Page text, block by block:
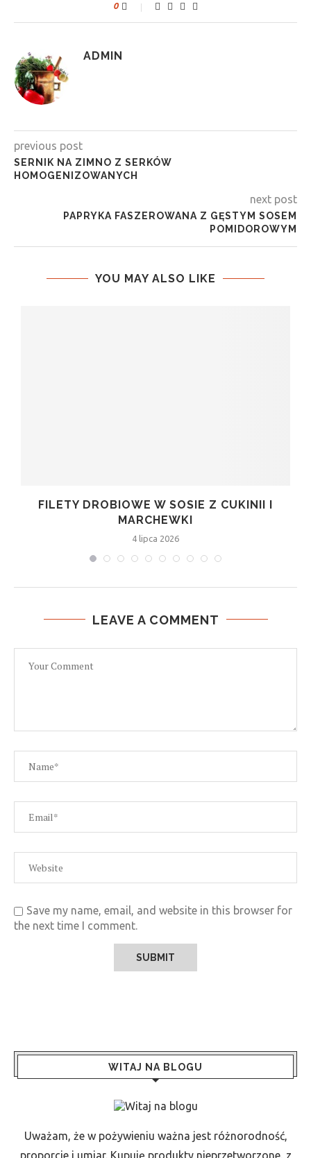
0
ADMIN
previous post
SERNIK NA ZIMNO Z SERKÓW
HOMOGENIZOWANYCH
next post
PAPRYKA FASZEROWANA Z GĘSTYM SOSEM
POMIDOROWYM
YOU MAY ALSO LIKE
FILETY DROBIOWE W SOSIE Z CUKINII I
MARCHEWKI
4 lipca 2026
LEAVE A COMMENT
Save my name, email, and website in this browser for
the next time I comment.
WITAJ NA BLOGU
Uważam, że w pożywieniu ważna jest różnorodność,
proporcje i umiar. Kupuję produkty nieprzetworzone, z